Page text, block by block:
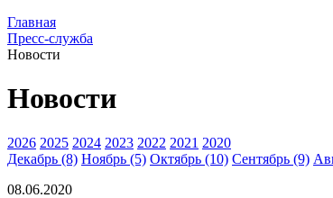
Главная
Пресс-служба
Новости
Новости
2026 2025 2024 2023 2022 2021 2020
Декабрь (8) Ноябрь (5) Октябрь (10) Сентябрь (9)
08.06.2020